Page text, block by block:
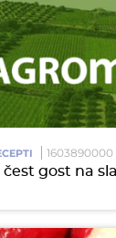
1603890000
čest gost na